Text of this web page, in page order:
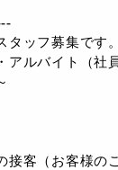
タッフ募集です。
アルバイト（社
接客（お客様の